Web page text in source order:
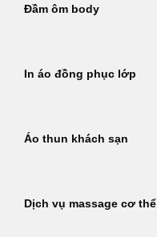
Đầm ôm body
In áo đồng phục lớp
Áo thun khách sạn
Dịch vụ massage cơ thể